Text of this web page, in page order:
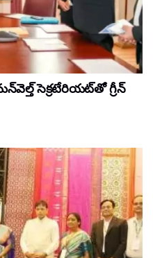
సెక్రటేరియట్‌తో గ్రీన్